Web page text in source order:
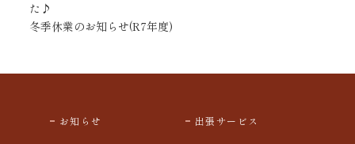
た♪
冬季休業のお知らせ(R7年度)
お知らせ 出張サービス